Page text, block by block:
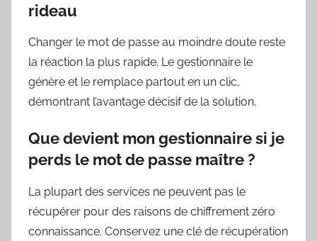
rideau
Changer le mot de passe au moindre doute reste
la réaction la plus rapide. Le gestionnaire le
génère et le remplace partout en un clic,
démontrant l’avantage décisif de la solution.
Que devient mon gestionnaire si je
perds le mot de passe maître ?
La plupart des services ne peuvent pas le
récupérer pour des raisons de chiffrement zéro
connaissance. Conservez une clé de récupération